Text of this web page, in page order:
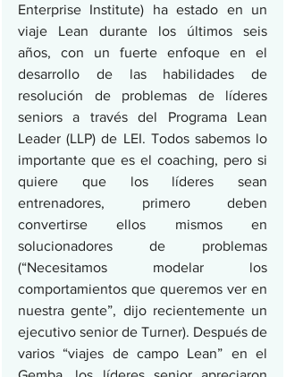
Enterprise Institute) ha estado en un
viaje Lean durante los últimos seis
años, con un fuerte enfoque en el
desarrollo de las habilidades de
resolución de problemas de líderes
seniors a través del Programa Lean
Leader (LLP) de LEI. Todos sabemos lo
importante que es el coaching, pero si
quiere que los líderes sean
entrenadores, primero deben
convertirse ellos mismos en
solucionadores de problemas
(“Necesitamos modelar los
comportamientos que queremos ver en
nuestra gente”, dijo recientemente un
ejecutivo senior de Turner). Después de
varios “viajes de campo Lean” en el